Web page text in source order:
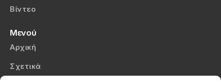
Βίντεο
Μενού
Αρχική
Σχετικά